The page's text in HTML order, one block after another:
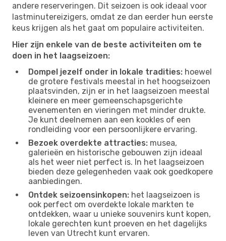
andere reserveringen. Dit seizoen is ook ideaal voor
lastminutereizigers, omdat ze dan eerder hun eerste
keus krijgen als het gaat om populaire activiteiten.
Hier zijn enkele van de beste activiteiten om te
doen in het laagseizoen:
Dompel jezelf onder in lokale tradities: hoewel
de grotere festivals meestal in het hoogseizoen
plaatsvinden, zijn er in het laagseizoen meestal
kleinere en meer gemeenschapsgerichte
evenementen en vieringen met minder drukte.
Je kunt deelnemen aan een kookles of een
rondleiding voor een persoonlijkere ervaring.
Bezoek overdekte attracties: musea,
galerieën en historische gebouwen zijn ideaal
als het weer niet perfect is. In het laagseizoen
bieden deze gelegenheden vaak ook goedkopere
aanbiedingen.
Ontdek seizoensinkopen: het laagseizoen is
ook perfect om overdekte lokale markten te
ontdekken, waar u unieke souvenirs kunt kopen,
lokale gerechten kunt proeven en het dagelijks
leven van Utrecht kunt ervaren.